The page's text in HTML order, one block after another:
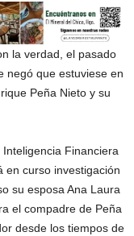
la verdad, el pasado
negó que estuviese en
Peña Nieto y su
Financiera
en curso investigación
su esposa Ana Laura
el compadre de Peña
desde los tiempos de